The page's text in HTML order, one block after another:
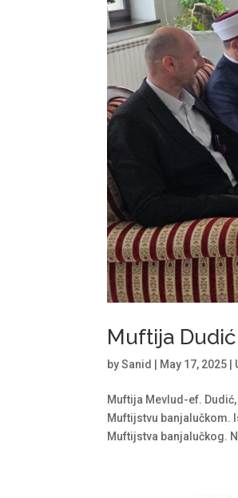
Muftija
bySanid May 17, 2025
Muftija Mevlud-ef.
Muftijstvu banjalučkom.
Muftijstva banjalučkog.